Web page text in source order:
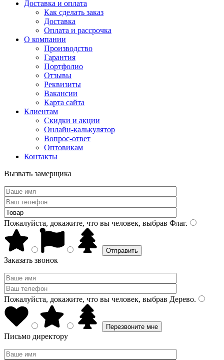
Доставка и оплата
Как сделать заказ
Доставка
Оплата и рассрочка
О компании
Производство
Гарантия
Портфолио
Отзывы
Реквизиты
Вакансии
Карта сайта
Клиентам
Скидки и акции
Онлайн-калькулятор
Вопрос-ответ
Оптовикам
Контакты
Вызвать замерщика
Пожалуйста, докажите, что вы человек, выбрав Флаг.
Заказать звонок
Пожалуйста, докажите, что вы человек, выбрав Дерево.
Письмо директору